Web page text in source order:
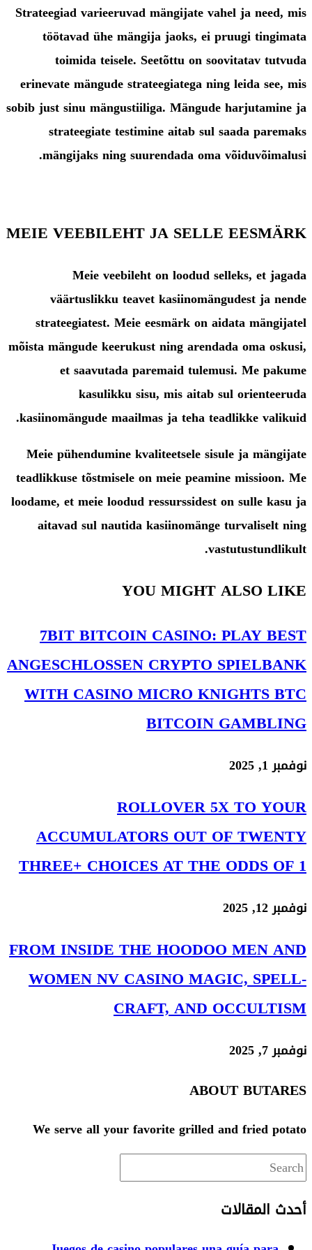
Strateegiad varieeruvad mängijate vahel ja need, mis
töötavad ühe mängija jaoks, ei pruugi tingimata
toimida teisele. Seetõttu on soovitatav tutvuda
erinevate mängude strateegiatega ning leida see, mis
sobib just sinu mängustiiliga. Mängude harjutamine ja
strateegiate testimine aitab sul saada paremaks
mängijaks ning suurendada oma võiduvõimalusi.
MEIE VEEBILEHT JA SELLE EESMÄRK
Meie veebileht on loodud selleks, et jagada
väärtuslikku teavet kasiinomängudest ja nende
strateegiatest. Meie eesmärk on aidata mängijatel
mõista mängude keerukust ning arendada oma oskusi,
et saavutada paremaid tulemusi. Me pakume
kasulikku sisu, mis aitab sul orienteeruda
kasiinomängude maailmas ja teha teadlikke valikuid.
Meie pühendumine kvaliteetsele sisule ja mängijate
teadlikkuse tõstmisele on meie peamine missioon. Me
loodame, et meie loodud ressurssidest on sulle kasu ja
aitavad sul nautida kasiinomänge turvaliselt ning
vastutustundlikult.
YOU MIGHT ALSO LIKE
7BIT BITCOIN CASINO: PLAY BEST
ANGESCHLOSSEN CRYPTO SPIELBANK
WITH CASINO MICRO KNIGHTS BTC
BITCOIN GAMBLING
نوفمبر 1, 2025
ROLLOVER 5X TO YOUR
ACCUMULATORS OUT OF TWENTY
THREE+ CHOICES AT THE ODDS OF 1
نوفمبر 12, 2025
FROM INSIDE THE HOODOO MEN AND
WOMEN NV CASINO MAGIC, SPELL-
CRAFT, AND OCCULTISM
نوفمبر 7, 2025
ABOUT BUTARES
We serve all your favorite grilled and fried potato
Search
this
website
أحدث المقالات